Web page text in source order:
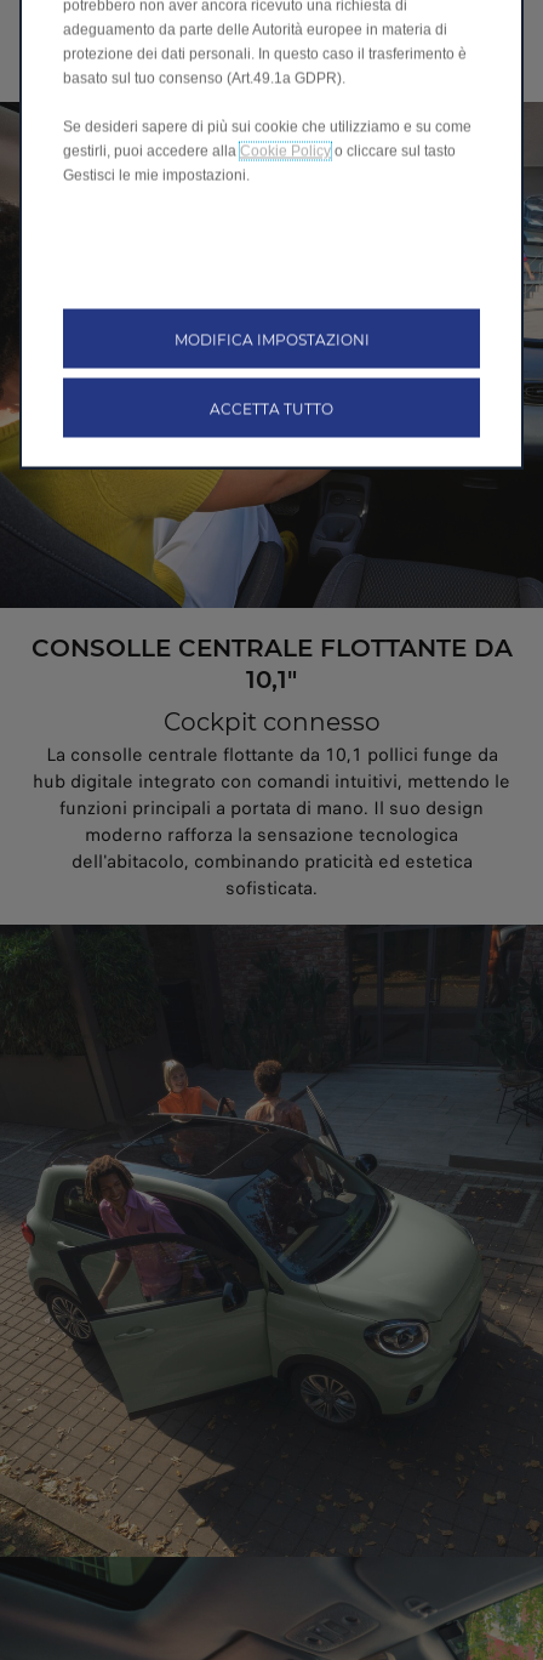
piacevole in ogni viaggio. La tendina elettrica offre una
protezione rapida dal sole e consente di controllare
facilmente luce e calore.
CONSOLLE CENTRALE FLOTTANTE DA
10,1"
Cockpit connesso
La consolle centrale flottante da 10,1 pollici funge da
hub digitale integrato con comandi intuitivi, mettendo le
funzioni principali a portata di mano. Il suo design
moderno rafforza la sensazione tecnologica
dell'abitacolo, combinando praticità ed estetica
sofisticata.
potrebbero non aver ancora ricevuto una richiesta di
adeguamento da parte delle Autorità europee in materia di
protezione dei dati personali. In questo caso il trasferimento è
basato sul tuo consenso (Art.49.1a GDPR).
Se desideri sapere di più sui cookie che utilizziamo e su come
gestirli, puoi accedere alla Cookie Policy o cliccare sul tasto
Gestisci le mie impostazioni.
MODIFICA IMPOSTAZIONI
ACCETTA TUTTO